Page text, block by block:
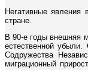
Негативные
стране.
В 90-е годы внешняя
естественной
Содружества
миграционный